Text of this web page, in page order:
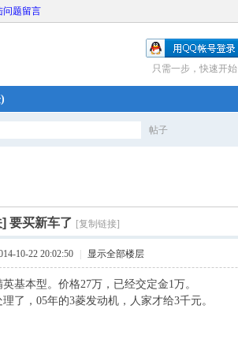
问题留言
只需一步，快速开始
帖子
要买新车了 [复制链接]
10-22 20:02:50 显示全部楼层
基本型。价格27万，已经交定金1万。
了，05年的3菱发动机，人家才给3千元。